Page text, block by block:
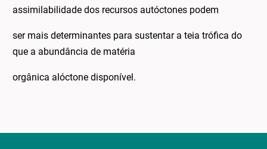
assimilabilidade dos recursos autóctones podem
ser mais determinantes para sustentar a teia trófica do
que a abundância de matéria
orgânica alóctone disponível.